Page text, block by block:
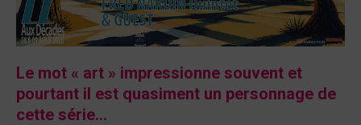
Le mot « art » impressionne souvent et
pourtant il est quasiment un personnage de
cette série…